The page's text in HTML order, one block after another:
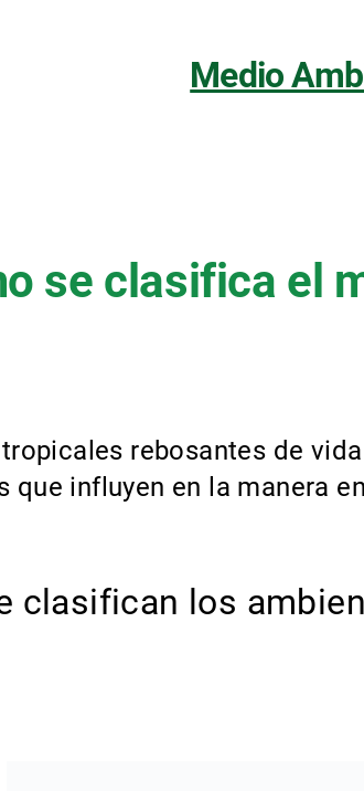
Medio
se clasifica el
rebosantes de
influyen en la manera
clasifican los